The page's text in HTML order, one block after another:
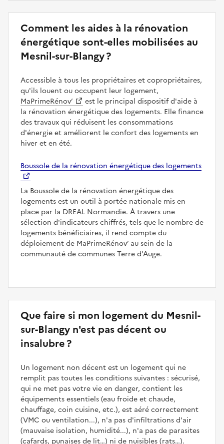
Comment les aides à la rénovation
énergétique sont-elles mobilisées au
Mesnil-sur-Blangy ?
Accessible à tous les propriétaires et copropriétaires,
qu'ils louent ou occupent leur logement,
MaPrimeRénov’
est le principal dispositif d'aide à
la rénovation énergétique des logements. Elle finance
des travaux qui réduisent les consommations
d'énergie et améliorent le confort des logements en
hiver et en été.
Boussole de la rénovation énergétique des logements
La Boussole de la rénovation énergétique des
logements est un outil à portée nationale mis en
place par la DREAL Normandie. À travers une
sélection d'indicateurs chiffrés, tels que le nombre de
logements bénéficiaires, il rend compte du
déploiement de MaPrimeRénov’ au sein de la
communauté de communes Terre d'Auge.
Que faire si mon logement du Mesnil-
sur-Blangy n'est pas décent ou
insalubre ?
Un logement non décent est un logement qui ne
remplit pas toutes les conditions suivantes : sécurisé,
qui ne met pas votre vie en danger, contient les
équipements essentiels (eau froide et chaude,
chauffage, coin cuisine, etc.), est aéré correctement
(VMC ou ventilation...), n'a pas d'infiltrations d'air
(mauvaise isolation, humidité...), n'a pas de parasites
(cafards, punaises de lit…) ni de nuisibles (rats…).